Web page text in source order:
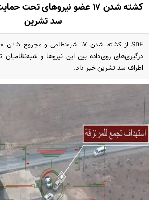
کشته شدن ۱۷ عضو نیروهای تحت
سد تشرین
درگیری‌های روی‌داده بین این نیروها و
اطراف سد تشرین خبر داد.